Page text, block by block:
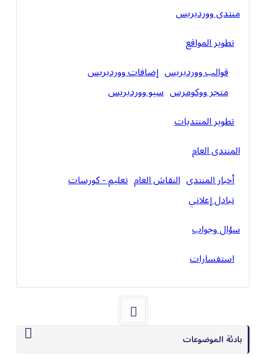
منتدى ووردبريس
تطوير المواقع
قوالب ووردبريس إضافات ووردبريس
متجر ووكومرس سيو ووردبريس
تطوير المنتديات
المنتدى العام
أخبار المنتدى النقاش العام تعليم - كورسات
تبادل إعلاني
سؤال وجواب
استفسارات
بادئة الموضوعات